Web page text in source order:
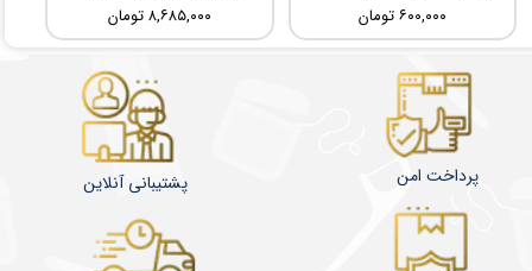
۸,۶۸۵,۰۰۰ تومان ۶۰۰,۰۰۰ تومان
پشتیبانی آنلاین پرداخت امن